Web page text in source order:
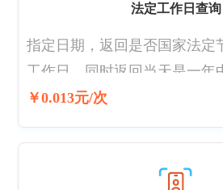
法定工作日查询
指定日期，返回是否国家法定
工作日。同时返回当天是一年
几周。每年根据国务院放假安
￥0.013元/次